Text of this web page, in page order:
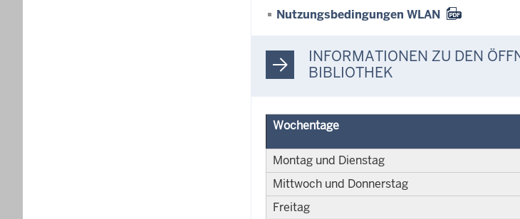
Nutzungsbedingungen WLAN
INFORMATIONEN ZU DEN
BIBLIOTHEK
Wochentage
Montag und Dienstag
Mittwoch und Donnerstag
Freitag